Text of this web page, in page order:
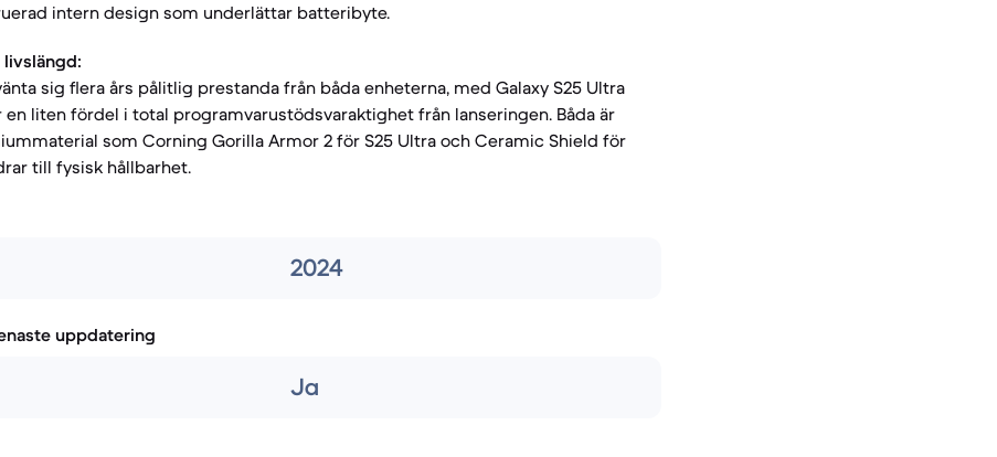
intern design som underlättar batteribyte.
sig flera års pålitlig prestanda från båda enheterna, med Galaxy S25 Ultra
liten fördel i total programvarustödsvaraktighet från lanseringen. Båda är
som Corning Gorilla Armor 2 för S25 Ultra och Ceramic Shield för
till fysisk hållbarhet.
2024
uppdatering
Ja